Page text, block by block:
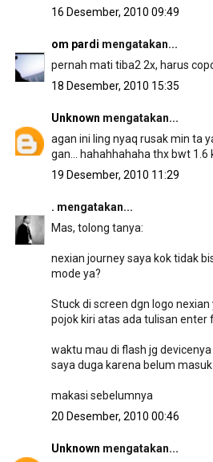
16 Desember, 2010 09:49
om pardi mengatakan...
pernah mati tiba2 2x, harus
18 Desember, 2010 15:35
Unknown mengatakan...
agan ini ling nyaq rusak min ta
gan... hahahhahaha thx bwt 1.6
19 Desember, 2010 11:29
. mengatakan...
Mas, tolong tanya:
nexian journey saya kok tidak
mode ya?
Stuck di screen dgn logo
pojok kiri atas ada tulisan enter
waktu mau di flash jg
saya duga karena belum
makasi sebelumnya
20 Desember, 2010 00:46
Unknown mengatakan...